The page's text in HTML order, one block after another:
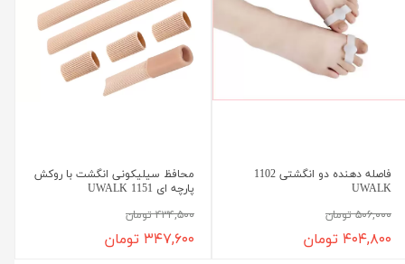
فاصله دهنده دو انگشتی 1102
UWALK
۵۰۶,۰۰۰ تومان
۴۰۴,۸۰۰ تومان
محافظ سیلیکونی انگشت با روکش
پارچه ای 1151 UWALK
۴۳۴,۵۰۰ تومان
۳۴۷,۶۰۰ تومان